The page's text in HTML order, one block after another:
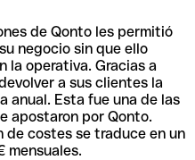
de Qonto les permitió
negocio sin que ello
la operativa. Gracias a
a sus clientes la
anual. Esta fue una de las
apostaron por Qonto.
de costes se traduce en un
mensuales.